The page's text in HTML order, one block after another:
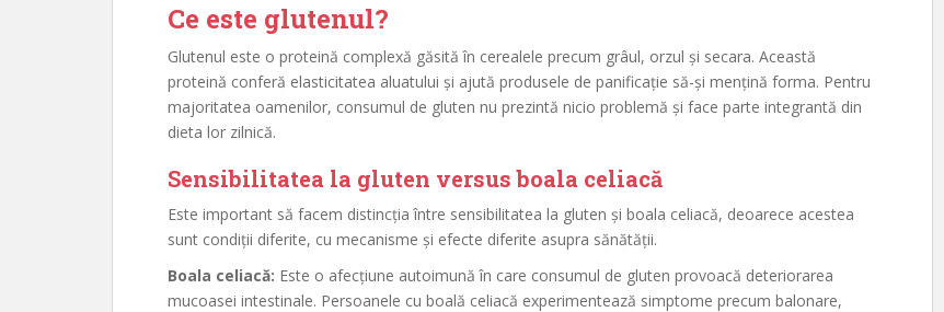
Ce este glutenul?
Glutenul este o proteină complexă găsită în cerealele precum grâul, orzul și secara. Această
proteină conferă elasticitatea aluatului și ajută produsele de panificație să-și mențină forma. Pentru
majoritatea oamenilor, consumul de gluten nu prezintă nicio problemă și face parte integrantă din
dieta lor zilnică.
Sensibilitatea la gluten versus boala celiacă
Este important să facem distincția între sensibilitatea la gluten și boala celiacă, deoarece acestea
sunt condiții diferite, cu mecanisme și efecte diferite asupra sănătății.
Boala celiacă: Este o afecțiune autoimună în care consumul de gluten provoacă deteriorarea
mucoasei intestinale. Persoanele cu boală celiacă experimentează simptome precum balonare,